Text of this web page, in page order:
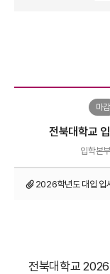
마감
전북대학교
입학본
전북대학교